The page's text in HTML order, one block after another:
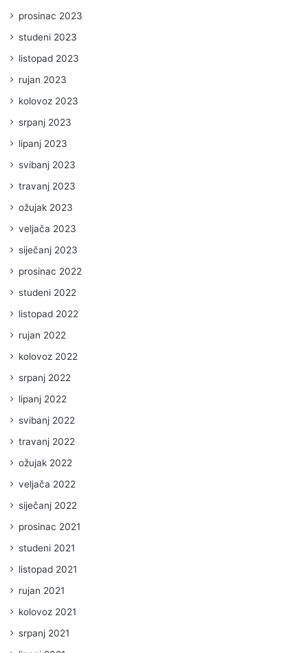
prosinac 2023
studeni 2023
listopad 2023
rujan 2023
kolovoz 2023
srpanj 2023
lipanj 2023
svibanj 2023
travanj 2023
ožujak 2023
veljača 2023
siječanj 2023
prosinac 2022
studeni 2022
listopad 2022
rujan 2022
kolovoz 2022
srpanj 2022
lipanj 2022
svibanj 2022
travanj 2022
ožujak 2022
veljača 2022
siječanj 2022
prosinac 2021
studeni 2021
listopad 2021
rujan 2021
kolovoz 2021
srpanj 2021